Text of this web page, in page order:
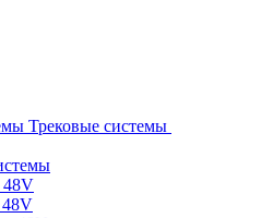
Трековые системы